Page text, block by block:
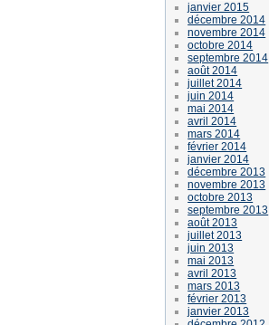
janvier 2015
décembre 2014
novembre 2014
octobre 2014
septembre 2014
août 2014
juillet 2014
juin 2014
mai 2014
avril 2014
mars 2014
février 2014
janvier 2014
décembre 2013
novembre 2013
octobre 2013
septembre 2013
août 2013
juillet 2013
juin 2013
mai 2013
avril 2013
mars 2013
février 2013
janvier 2013